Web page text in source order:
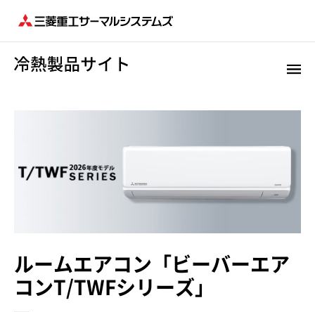
ルームエアコン「ビーバーエア
コンT/TWFシリーズ」